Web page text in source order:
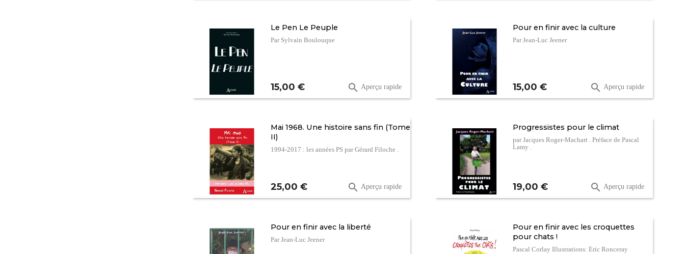
Le Pen Le Peuple
Par Sylvain Boulouque
Prix
15,00 €  Aperçu rapide
Pour en finir avec la culture
Par Jean-Luc Jeener
Prix
15,00 €  Aperçu rapide
Mai 1968. Une histoire sans fin (Tome
II)
1994-2017 : les années PS par Gérard Filoche .
Prix
25,00 €  Aperçu rapide
Progressistes pour le climat
par Jacques Roger-Machart . Préface de Pascal
Lamy .
Prix
19,00 €  Aperçu rapide
Pour en finir avec la liberté
Par Jean-Luc Jeener
Pour en finir avec les croquettes
pour chats !
Pascal Corlay Illustrations: Éric Ronceray